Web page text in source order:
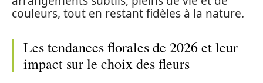
couleurs, tout en restant fidèles à la nature.
Les tendances florales de 2026 et leur
impact sur le choix des fleurs